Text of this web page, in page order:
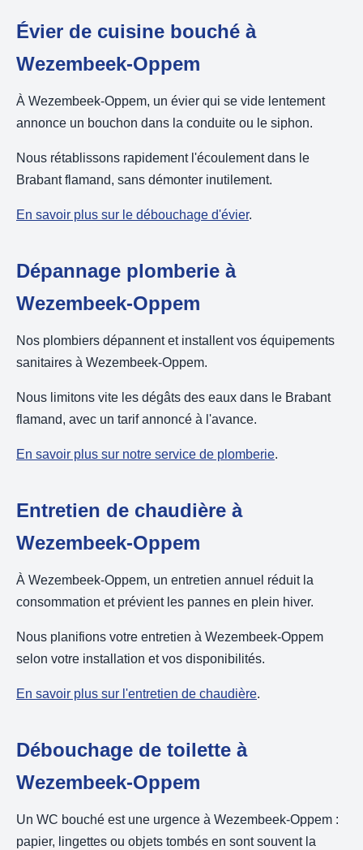
Évier de cuisine bouché à
Wezembeek-Oppem
À Wezembeek-Oppem, un évier qui se vide lentement
annonce un bouchon dans la conduite ou le siphon.
Nous rétablissons rapidement l'écoulement dans le
Brabant flamand, sans démonter inutilement.
En savoir plus sur le débouchage d'évier.
Dépannage plomberie à
Wezembeek-Oppem
Nos plombiers dépannent et installent vos équipements
sanitaires à Wezembeek-Oppem.
Nous limitons vite les dégâts des eaux dans le Brabant
flamand, avec un tarif annoncé à l'avance.
En savoir plus sur notre service de plomberie.
Entretien de chaudière à
Wezembeek-Oppem
À Wezembeek-Oppem, un entretien annuel réduit la
consommation et prévient les pannes en plein hiver.
Nous planifions votre entretien à Wezembeek-Oppem
selon votre installation et vos disponibilités.
En savoir plus sur l'entretien de chaudière.
Débouchage de toilette à
Wezembeek-Oppem
Un WC bouché est une urgence à Wezembeek-Oppem :
papier, lingettes ou objets tombés en sont souvent la